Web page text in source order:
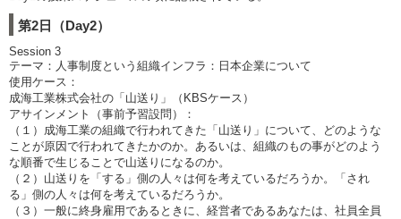
第2日（Day2）
Session 3
テーマ：人事制度という組織インフラ：日本企業について
使用ケース：
成海工業株式会社の「山送り」（KBSケース）
アサインメント（事前予習設問）：
（１）成海工業の組織で行われてきた「山送り」について、どのような
ことが原因で行われてきたかのか。あるいは、組織のもの事がどのよう
な順番で生じることで山送りになるのか。
（２）山送りを「する」側の人々は何を考えているだろうか。「され
る」側の人々は何を考えているだろうか。
（３）一般に終身雇用であるときに、経営者であるあなたは、社員全員